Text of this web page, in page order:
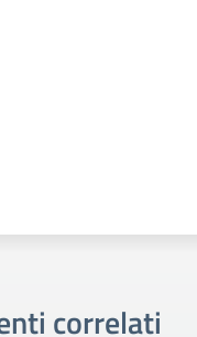
correlati